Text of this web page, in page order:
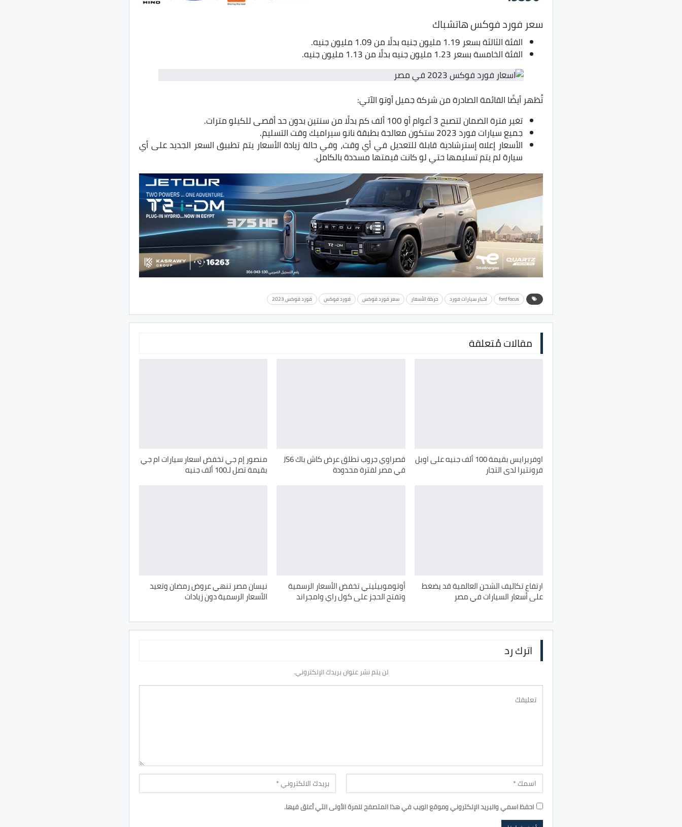
سعر فورد فوكس هاتشباك
الفئة الثالثة بسعر 1.19 مليون جنيه بدلًا من 1.09 مليون جنيه.
الفئة الخامسة بسعر 1.23 مليون جنيه بدلًا من 1.13 مليون جنيه.
تُظهر أيضًا القائمة الصادرة من شركة جميل أوتو الآتي:
تغير فترة الضمان لتصبح 3 أعوام أو 100 ألف كم بدلًا من سنتين بدون حد أقصى للكيلو مترات.
جميع سيارات فورد 2023 ستكون معالجة بطبقة نانو سيراميك وقت التسليم.
الأسعار إعلاه إسترشادية قابلة للتعديل في أي وقت، وفي حالة زيادة الأسعار يتم تطبيق السعر الجديد على أي
سيارة لم يتم تسليمها حتي لو كانت قيمتها مسددة بالكامل.
ford focus اخبار سيارات فورد حركة الأسعار سعر فورد فوكس فورد فوكس فورد فوكس 2023
مقالات مُتعلقة
اوفربرايس بقيمة 100 ألف جنيه على اوبل
فرونتيرا لدى التجار
قصراوي جروب تطلق عرض كاش باك JS6
في مصر لفترة محدودة
منصور إم جي تخفض اسعار سيارات ام جي
بقيمة تصل لـ100 ألف جنيه
ارتفاع تكاليف الشحن العالمية قد يضغط
على أسعار السيارات في مصر
أوتوموبيليتي تخفض الأسعار الرسمية
وتفتح الحجز على كول راي وامجراند
نيسان مصر تنهي عروض رمضان وتعيد
الأسعار الرسمية دون زيادات
اترك رد
لن يتم نشر عنوان بريدك الإلكتروني.
احفظ اسمي والبريد الإلكتروني وموقع الويب في هذا المتصفح للمرة الأولى التي أعلق فيها.